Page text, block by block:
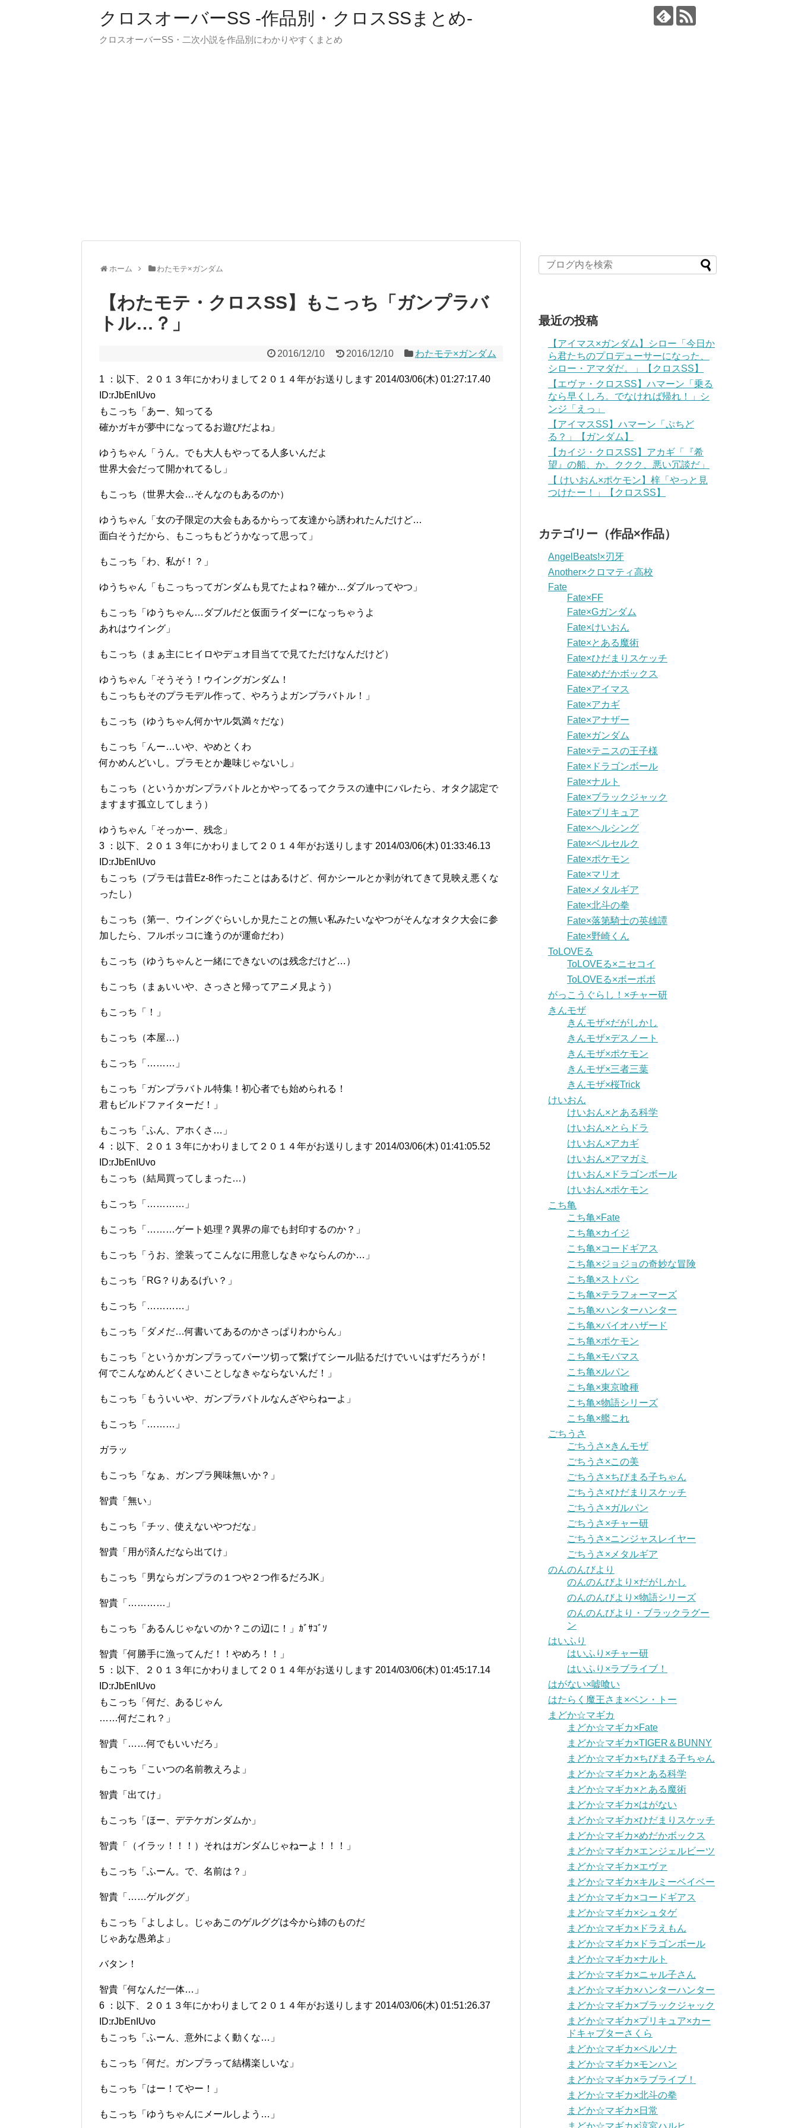
クロスオーバーSS -作品別・クロスSSまとめ-
クロスオーバーSS・二次小説を作品別にわかりやすくまとめ
ホーム わたモテ×ガンダム
【わたモテ・クロスSS】もこっち「ガンプラバ
トル…？」
2016/12/10 2016/12/10 わたモテ×ガンダム
1 ：以下、２０１３年にかわりまして２０１４年がお送りします 2014/03/06(木) 01:27:17.40
ID:rJbEnIUvo
もこっち「あー、知ってる
確かガキが夢中になってるお遊びだよね」
ゆうちゃん「うん。でも大人もやってる人多いんだよ
世界大会だって開かれてるし」
もこっち（世界大会…そんなのもあるのか）
ゆうちゃん「女の子限定の大会もあるからって友達から誘われたんだけど…
面白そうだから、もこっちもどうかなって思って」
もこっち「わ、私が！？」
ゆうちゃん「もこっちってガンダムも見てたよね？確か…ダブルってやつ」
もこっち「ゆうちゃん…ダブルだと仮面ライダーになっちゃうよ
あれはウイング」
もこっち（まぁ主にヒイロやデュオ目当てで見てただけなんだけど）
ゆうちゃん「そうそう！ウイングガンダム！
もこっちもそのプラモデル作って、やろうよガンプラバトル！」
もこっち（ゆうちゃん何かヤル気満々だな）
もこっち「んー…いや、やめとくわ
何かめんどいし。プラモとか趣味じゃないし」
もこっち（というかガンプラバトルとかやってるってクラスの連中にバレたら、オタク認定で
ますます孤立してしまう）
ゆうちゃん「そっかー、残念」
3 ：以下、２０１３年にかわりまして２０１４年がお送りします 2014/03/06(木) 01:33:46.13
ID:rJbEnIUvo
もこっち（プラモは昔Ez-8作ったことはあるけど、何かシールとか剥がれてきて見映え悪くな
ったし）
もこっち（第一、ウイングぐらいしか見たことの無い私みたいなやつがそんなオタク大会に参
加したら、フルボッコに逢うのが運命だわ）
もこっち（ゆうちゃんと一緒にできないのは残念だけど…）
もこっち（まぁいいや、さっさと帰ってアニメ見よう）
もこっち「！」
もこっち（本屋…）
もこっち「………」
もこっち「ガンプラバトル特集！初心者でも始められる！
君もビルドファイターだ！」
もこっち「ふん、アホくさ…」
4 ：以下、２０１３年にかわりまして２０１４年がお送りします 2014/03/06(木) 01:41:05.52
ID:rJbEnIUvo
もこっち（結局買ってしまった…）
もこっち「…………」
もこっち「………ゲート処理？異界の扉でも封印するのか？」
もこっち「うお、塗装ってこんなに用意しなきゃならんのか…」
もこっち「RG？りあるげい？」
もこっち「…………」
もこっち「ダメだ…何書いてあるのかさっぱりわからん」
もこっち「というかガンプラってパーツ切って繋げてシール貼るだけでいいはずだろうが！
何でこんなめんどくさいことしなきゃならないんだ！」
もこっち「もういいや、ガンプラバトルなんざやらねーよ」
もこっち「………」
ガラッ
もこっち「なぁ、ガンプラ興味無いか？」
智貴「無い」
もこっち「チッ、使えないやつだな」
智貴「用が済んだなら出てけ」
もこっち「男ならガンプラの１つや２つ作るだろJK」
智貴「…………」
もこっち「あるんじゃないのか？この辺に！」ｶﾞｻｺﾞｿ
智貴「何勝手に漁ってんだ！！やめろ！！」
5 ：以下、２０１３年にかわりまして２０１４年がお送りします 2014/03/06(木) 01:45:17.14
ID:rJbEnIUvo
もこっち「何だ、あるじゃん
……何だこれ？」
智貴「……何でもいいだろ」
もこっち「こいつの名前教えろよ」
智貴「出てけ」
もこっち「ほー、デテケガンダムか」
智貴「（イラッ！！！）それはガンダムじゃねーよ！！！」
もこっち「ふーん。で、名前は？」
智貴「……ゲルググ」
もこっち「よしよし。じゃあこのゲルググは今から姉のものだ
じゃあな愚弟よ」
バタン！
智貴「何なんだ一体…」
6 ：以下、２０１３年にかわりまして２０１４年がお送りします 2014/03/06(木) 01:51:26.37
ID:rJbEnIUvo
もこっち「ふーん、意外によく動くな…」
もこっち「何だ。ガンプラって結構楽しいな」
もこっち「はー！てやー！」
もこっち「ゆうちゃんにメールしよう…」
最近の投稿
【アイマス×ガンダム】シロー「今日か
ら君たちのプロデューサーになった、
シロー・アマダだ。」【クロスSS】
【エヴァ・クロスSS】ハマーン「乗る
なら早くしろ。でなければ帰れ！」シ
ンジ「えっ」
【アイマスSS】ハマーン「ぷちど
る？」【ガンダム】
【カイジ・クロスSS】アカギ「『希
望』の船、か。ククク、悪い冗談だ」
【 けいおん×ポケモン】梓「やっと見
つけたー！」【クロスSS】
カテゴリー（作品×作品）
AngelBeats!×刃牙
Another×クロマティ高校
Fate
Fate×FF
Fate×Gガンダム
Fate×けいおん
Fate×とある魔術
Fate×ひだまりスケッチ
Fate×めだかボックス
Fate×アイマス
Fate×アカギ
Fate×アナザー
Fate×ガンダム
Fate×テニスの王子様
Fate×ドラゴンボール
Fate×ナルト
Fate×ブラックジャック
Fate×プリキュア
Fate×ヘルシング
Fate×ベルセルク
Fate×ポケモン
Fate×マリオ
Fate×メタルギア
Fate×北斗の拳
Fate×落第騎士の英雄譚
Fate×野崎くん
ToLOVEる
ToLOVEる×ニセコイ
ToLOVEる×ボーボボ
がっこうぐらし！×チャー研
きんモザ
きんモザ×だがしかし
きんモザ×デスノート
きんモザ×ポケモン
きんモザ×三者三葉
きんモザ×桜Trick
けいおん
けいおん×とある科学
けいおん×とらドラ
けいおん×アカギ
けいおん×アマガミ
けいおん×ドラゴンボール
けいおん×ポケモン
こち亀
こち亀×Fate
こち亀×カイジ
こち亀×コードギアス
こち亀×ジョジョの奇妙な冒険
こち亀×ストパン
こち亀×テラフォーマーズ
こち亀×ハンターハンター
こち亀×バイオハザード
こち亀×ポケモン
こち亀×モバマス
こち亀×ルパン
こち亀×東京喰種
こち亀×物語シリーズ
こち亀×艦これ
ごちうさ
ごちうさ×きんモザ
ごちうさ×この美
ごちうさ×ちびまる子ちゃん
ごちうさ×ひだまりスケッチ
ごちうさ×ガルパン
ごちうさ×チャー研
ごちうさ×ニンジャスレイヤー
ごちうさ×メタルギア
のんのんびより
のんのんびより×だがしかし
のんのんびより×物語シリーズ
のんのんびより・ブラックラグー
ン
はいふり
はいふり×チャー研
はいふり×ラブライブ！
はがない×嘘喰い
はたらく魔王さま×ベン・トー
まどか☆マギカ
まどか☆マギカ×Fate
まどか☆マギカ×TIGER＆BUNNY
まどか☆マギカ×ちびまる子ちゃん
まどか☆マギカ×とある科学
まどか☆マギカ×とある魔術
まどか☆マギカ×はがない
まどか☆マギカ×ひだまりスケッチ
まどか☆マギカ×めだかボックス
まどか☆マギカ×エンジェルビーツ
まどか☆マギカ×エヴァ
まどか☆マギカ×キルミーベイベー
まどか☆マギカ×コードギアス
まどか☆マギカ×シュタゲ
まどか☆マギカ×ドラえもん
まどか☆マギカ×ドラゴンボール
まどか☆マギカ×ナルト
まどか☆マギカ×ニャル子さん
まどか☆マギカ×ハンターハンター
まどか☆マギカ×ブラックジャック
まどか☆マギカ×プリキュア×カー
ドキャプターさくら
まどか☆マギカ×ペルソナ
まどか☆マギカ×モンハン
まどか☆マギカ×ラブライブ！
まどか☆マギカ×北斗の拳
まどか☆マギカ×日常
まどか☆マギカ×涼宮ハルヒ